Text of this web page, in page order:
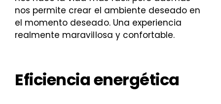
nos permite crear el ambiente deseado en
el momento deseado. Una experiencia
realmente maravillosa y confortable.
Eficiencia energética